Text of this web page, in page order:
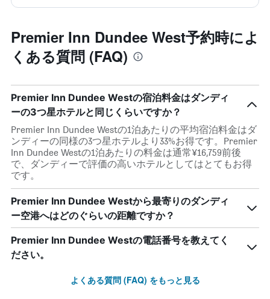
Premier Inn Dundee West予約時によ
くある質問 (FAQ)
Premier Inn Dundee Westの宿泊料金はダンディ
ーの3つ星ホテルと同じくらいですか？
Premier Inn Dundee Westの1泊あたりの平均宿泊料金はダ
ンディーの同様の3つ星ホテルより33%お得です。Premier
Inn Dundee Westの1泊あたりの料金は通常¥16,759前後
で、ダンディーで評価の高いホテルとしてはとてもお得
です。
Premier Inn Dundee Westから最寄りのダンディ
ー空港へはどのぐらいの距離ですか？
Premier Inn Dundee Westの電話番号を教えてく
ださい。
よくある質問 (FAQ) をもっと見る